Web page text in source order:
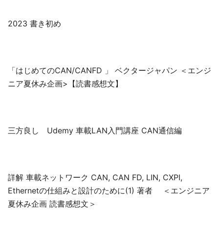
2023 書き初め
「はじめてのCAN/CANFD 」 ベクタージャパン ＜エンジ
ニア夏休み企画>【読書感想文】
三方良し Udemy 車載LAN入門講座 CAN通信編
詳解 車載ネットワーク CAN, CAN FD, LIN, CXPI,
Ethernetの仕組みと設計のために(1) 著者 ＜エンジニア
夏休み企画 読書感想文＞